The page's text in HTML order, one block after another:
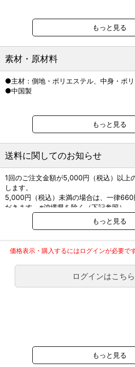
洗濯ネットに入れて、洗濯機で手軽に丸
●抜け毛が払いやすい
生地に圧力と熱を加え、糸と糸の間を小
工。
毛が絡みにくく、粘着クリーナーで手軽
●新柄が登場
シーズンごとに新柄が登場。季節に合わ
す。
超小型犬、小型犬、全猫種
【対応犬種目安】
トイプードル、マルチーズ、猫
【ライフステージ】
・洗濯方法：手洗い、洗濯機（ネット使
【洗えるシリーズ】
・丸くなって眠るのが好きな子
もっと見る
素材・原材料
●主材：側地・ポリエステル、中身・ポ
●中国製
もっと見る
送料に関してのお知らせ
1回のご注文金額が5,000円（税込）以上
します。
5,000円（税込）未満の場合は、一律660
だきます。※沖縄県を除く（下記参照）
※2017年11月14日（火）より沖縄県への
回のご注文金額（税込）が、30,000円以
ご了承のほどよろしくお願い致します。
弊社都合でお届けが２回以上に分かれる
のみで新たな送料は発生しません。
大型商品送料が必要な商品をご注文の場
負担頂きます。
受けます。
もっと見る
価格表示・購入するにはログインが必要です
ログインはこちら
もっと見る